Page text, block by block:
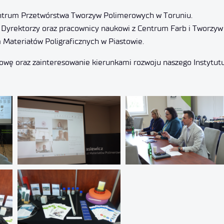
Przetwórstwa Tworzyw Polimerowych w Toruniu.
oraz pracownicy naukowi z Centrum Farb i Tworzyw
Poligraficznych w Piastowie.
oraz zainteresowanie kierunkami rozwoju naszego